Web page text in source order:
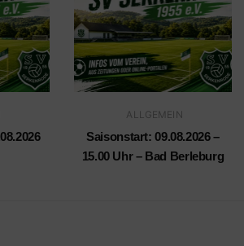
ALLGEMEIN
Saisonstart: 09.08.2026 –
15.00 Uhr – Bad Berleburg